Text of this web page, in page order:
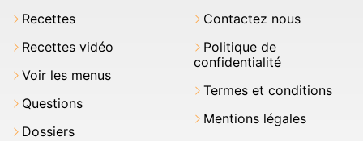
Recettes
Recettes vidéo
Voir les menus
Questions
Dossiers
Contactez nous
Politique de
confidentialité
Termes et conditions
Mentions légales